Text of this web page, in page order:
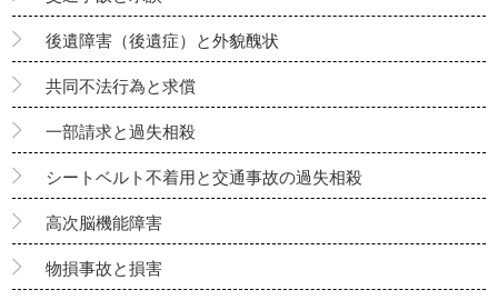
後遺障害（後遺症）と外貌醜状
共同不法行為と求償
一部請求と過失相殺
シートベルト不着用と交通事故の過失相殺
高次脳機能障害
物損事故と損害